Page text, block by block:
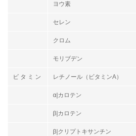
ヨウ素
セレン
クロム
モリブデン
ビ タ ミ ン レチノール（ビタミンA）
α|カロテン
β|カロテン
β|クリプトキサンチン